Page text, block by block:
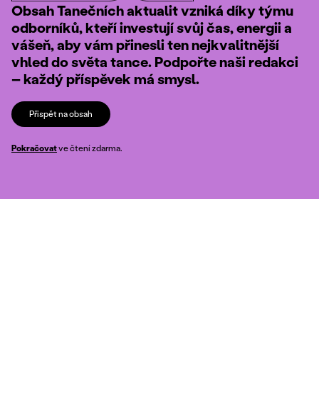
Obsah Tanečních aktualit vzniká díky týmu
odborníků, kteří investují svůj čas, energii a
vášeň, aby vám přinesli ten nejkvalitnější
vhled do světa tance. Podpořte naši redakci
– každý příspěvek má smysl.
Přispět na obsah
Pokračovatve čtení zdarma.